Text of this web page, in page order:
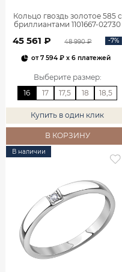
Кольцо гвоздь золотое 585 с
бриллиантами 1101667-02730
45 561 ₽ 48 990 ₽ -7%
от7 594 ₽ x 6 платежей
Выберите размер:
16
17 17,5 18 18,5
Купить в один клик
В КОРЗИНУ
В наличии